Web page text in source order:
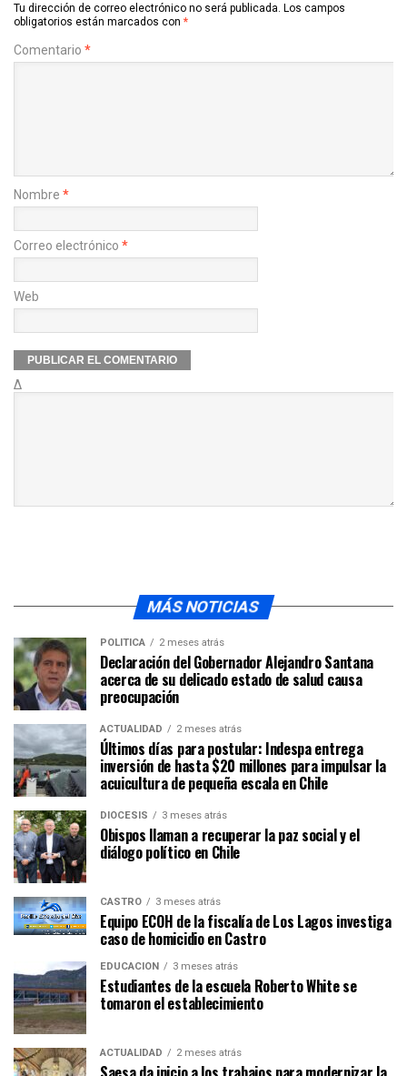
Tu dirección de correo electrónico no será publicada. Los campos
obligatorios están marcados con *
Comentario *
Nombre *
Correo electrónico *
Web
Δ
MÁS NOTICIAS
POLÍTICA 2 meses atrás
Declaración del Gobernador Alejandro Santana
acerca de su delicado estado de salud causa
preocupación
ACTUALIDAD 2 meses atrás
Últimos días para postular: Indespa entrega
inversión de hasta $20 millones para impulsar la
acuicultura de pequeña escala en Chile
DIÓCESIS 3 meses atrás
Obispos llaman a recuperar la paz social y el
diálogo político en Chile
CASTRO 3 meses atrás
Equipo ECOH de la fiscalía de Los Lagos investiga
caso de homicidio en Castro
EDUCACIÓN 3 meses atrás
Estudiantes de la escuela Roberto White se
tomaron el establecimiento
ACTUALIDAD 2 meses atrás